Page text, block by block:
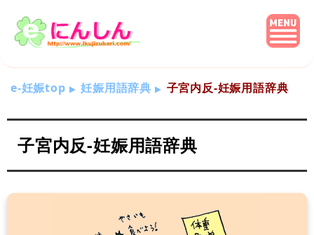
e-妊娠top 妊娠用語辞典 子宮内反-妊娠用語辞典
子宮内反-妊娠用語辞典